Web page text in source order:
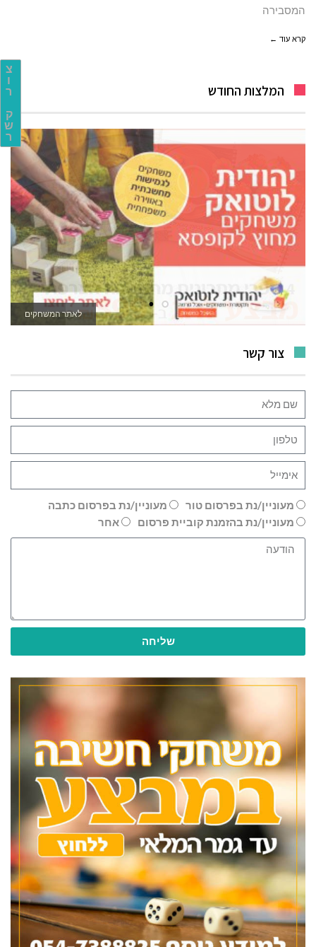
צ
ו
ר
ק
ש
ר
המסבירה
קרא עוד ←
המלצות החודש
לאתר המשחקים
צור קשר
מעוניין/נת בפרסום טור
מעוניין/נת בפרסום כתבה
מעוניין/נת בהזמנת קוביית פרסום
אחר
שליחה